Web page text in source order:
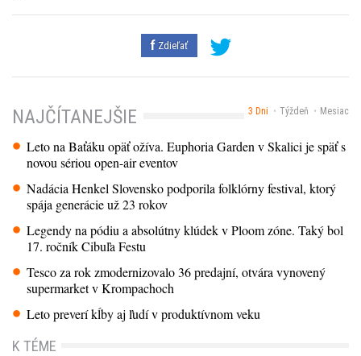
Zdieľať
3 Dni Týždeň Mesiac
NAJČÍTANEJŠIE
Leto na Baťáku opäť ožíva. Euphoria Garden v Skalici je späť s
novou sériou open-air eventov
Nadácia Henkel Slovensko podporila folklórny festival, ktorý
spája generácie už 23 rokov
Legendy na pódiu a absolútny klúdek v Ploom zóne. Taký bol
17. ročník Cibuľa Festu
Tesco za rok zmodernizovalo 36 predajní, otvára vynovený
supermarket v Krompachoch
Leto preverí kĺby aj ľudí v produktívnom veku
K TÉME